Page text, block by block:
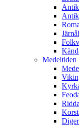
Medeltiden